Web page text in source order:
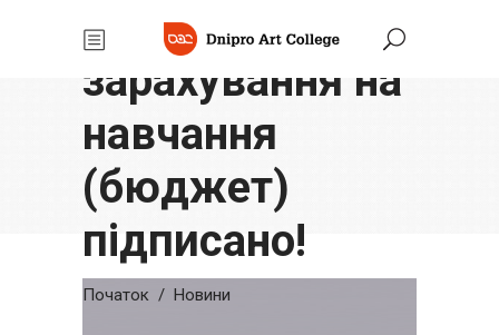
Накази про
зарахування на
навчання
(бюджет)
підписано!
Початок / Новини